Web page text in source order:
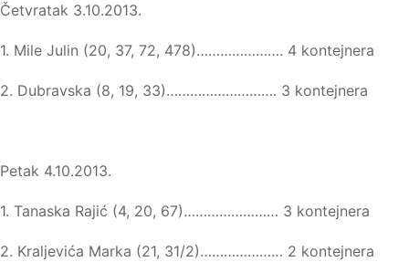
Četvratak 3.10.2013.
1. Mile Julin (20, 37, 72, 478)…………………. 4 kontejnera
2. Dubravska (8, 19, 33)………………………. 3 kontejnera
Petak 4.10.2013.
1. Tanaska Rajić (4, 20, 67)…………………… 3 kontejnera
2. Kraljevića Marka (21, 31/2)………………… 2 kontejnera